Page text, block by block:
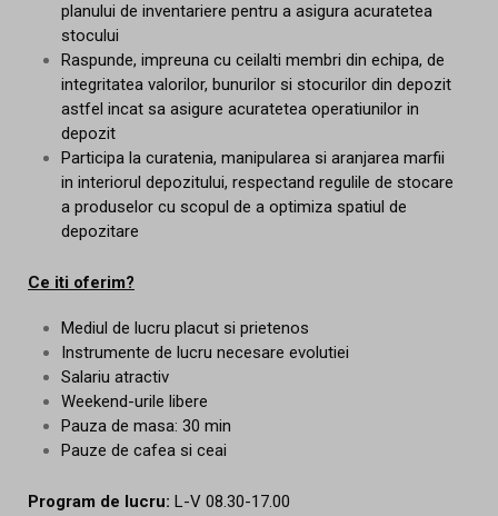
planului de inventariere pentru a asigura acuratetea
stocului
Raspunde, impreuna cu ceilalti membri din echipa, de
integritatea valorilor, bunurilor si stocurilor din depozit
astfel incat sa asigure acuratetea operatiunilor in
depozit
Participa la curatenia, manipularea si aranjarea marfii
in interiorul depozitului, respectand regulile de stocare
a produselor cu scopul de a optimiza spatiul de
depozitare
Ce iti oferim?
Mediul de lucru placut si prietenos
Instrumente de lucru necesare evolutiei
Salariu atractiv
Weekend-urile libere
Pauza de masa: 30 min
Pauze de cafea si ceai
Program de lucru: L-V 08.30-17.00